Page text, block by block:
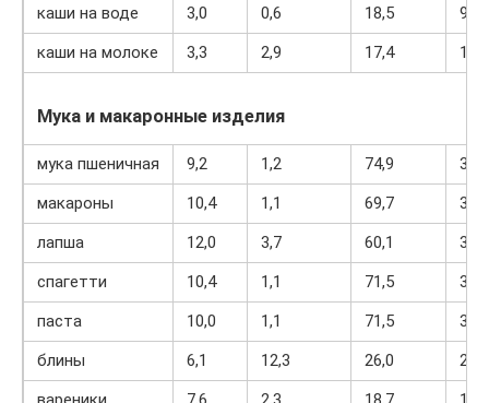
каши на воде
3,0 0,6 18,5
91
каши на молоке
3,3 2,9 17,4 105
Мука и макаронные изделия
мука пшеничная 9,2 1,2 74,9
342
макароны
10,4 1,1 69,7
337
лапша
12,0 3,7 60,1
322
спагетти
10,4 1,1 71,5
344
паста
10,0 1,1 71,5
344
блины
6,1 12,3 26,0
233